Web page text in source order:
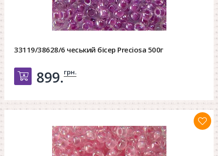
33119/38628/6 чеський бісер Preciosa 500г
Добавить в корзину
899.грн.